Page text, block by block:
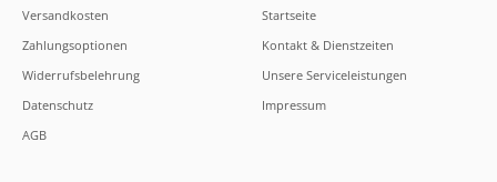
Versandkosten
Zahlungsoptionen
Widerrufsbelehrung
Datenschutz
AGB
Startseite
Kontakt & Dienstzeiten
Unsere Serviceleistungen
Impressum